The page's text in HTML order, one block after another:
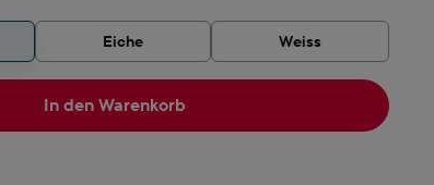
Eiche Weiss
In den Warenkorb